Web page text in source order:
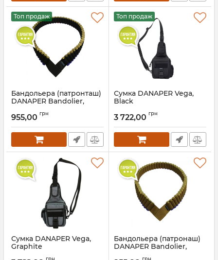
Топ продаж
Бандольера (патронташ)
DANAPER Bandolier,
955,00 грн
Топ продаж
Сумка DANAPER Vega,
Black
3 722,00 грн
Сумка DANAPER Vega,
Graphite
Бандольера (патронаш)
DANAPER Bandolier,